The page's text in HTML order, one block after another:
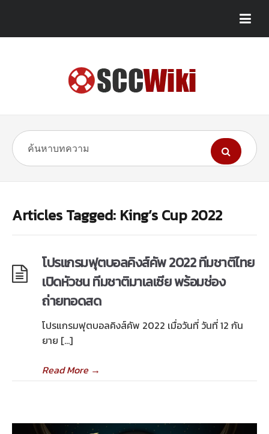
Articles Tagged: King’s Cup 2022
โปรแกรมฟุตบอลคิงส์คัพ 2022 ทีมชาติไทย
เปิดหัวชน ทีมชาติมาเลเซีย พร้อมช่อง
ถ่ายทอดสด
โปรแกรมฟุตบอลคิงส์คัพ 2022 เมื่อวันที่ วันที่ 12 กัน
ยาย […]
Read More→